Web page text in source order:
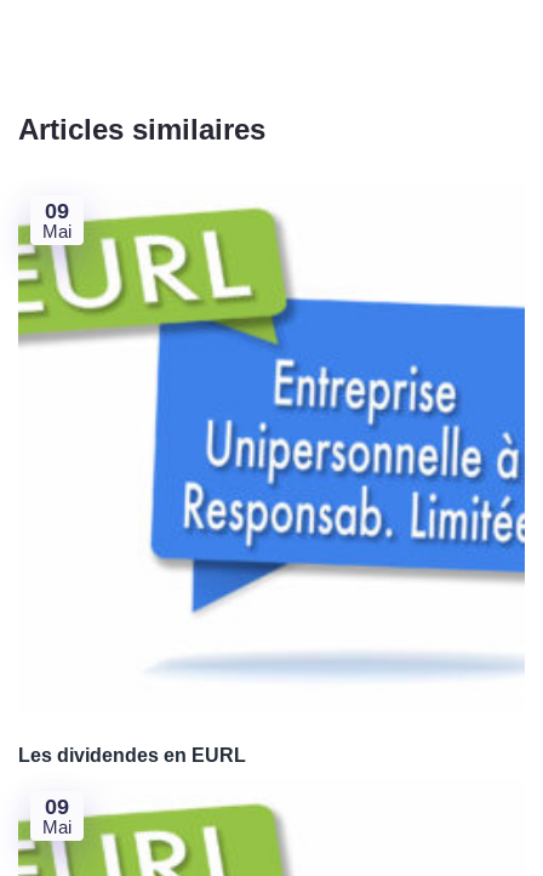
Articles similaires
09
Mai
Les dividendes en EURL
09
Mai